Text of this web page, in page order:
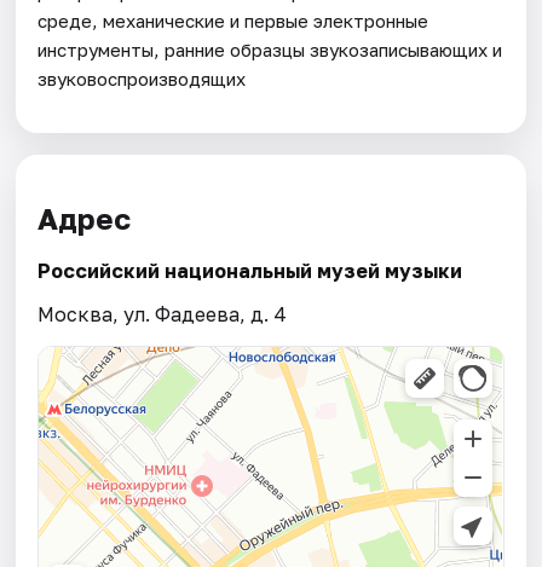
среде, механические и первые электронные
инструменты, ранние образцы звукозаписывающих и
звуковоспроизводящих
Адрес
Российский национальный музей музыки
Москва, ул. Фадеева, д. 4